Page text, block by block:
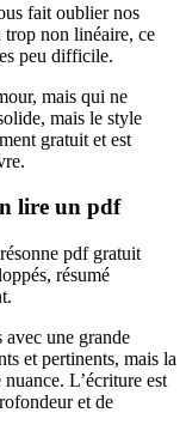
fait oublier nos
trop non linéaire, ce
peu difficile.
mais qui ne
mais le style
gratuit et est
lire un pdf
pdf gratuit
résumé
une grande
et pertinents, mais la
L’écriture est
et de